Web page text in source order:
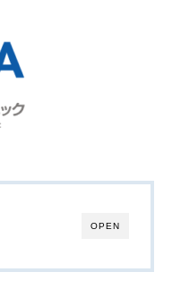
OPEN